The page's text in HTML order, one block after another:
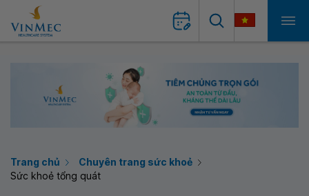
Trang chủ
Chuyên trang sức khoẻ
Sức khoẻ tổng quát